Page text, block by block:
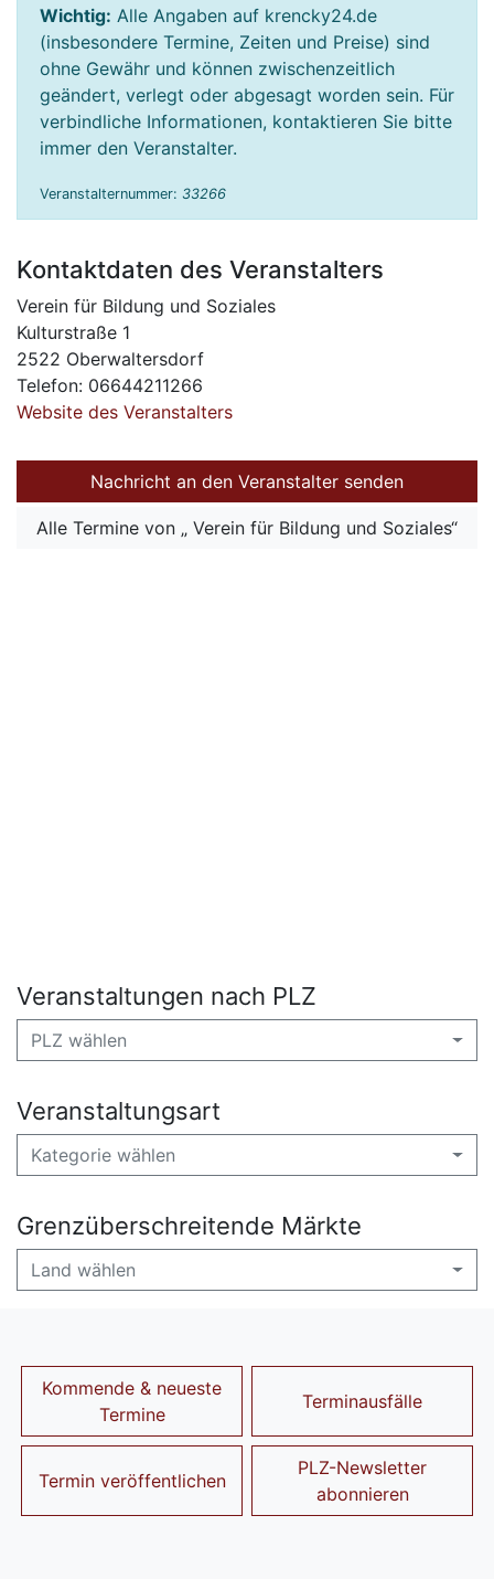
Wichtig: Alle Angaben auf krencky24.de
(insbesondere Termine, Zeiten und Preise) sind
ohne Gewähr und können zwischenzeitlich
geändert, verlegt oder abgesagt worden sein. Für
verbindliche Informationen, kontaktieren Sie bitte
immer den Veranstalter.
Veranstalternummer: 33266
Kontaktdaten des Veranstalters
Verein für Bildung und Soziales
Kulturstraße 1
2522 Oberwaltersdorf
Telefon: 06644211266
Website des Veranstalters
Nachricht an den Veranstalter senden
Alle Termine von „ Verein für Bildung und Soziales“
Veranstaltungen nach PLZ
PLZ wählen
Veranstaltungsart
Kategorie wählen
Grenzüberschreitende Märkte
Land wählen
Kommende & neueste
Termine
Terminausfälle
Termin veröffentlichen
PLZ-Newsletter
abonnieren